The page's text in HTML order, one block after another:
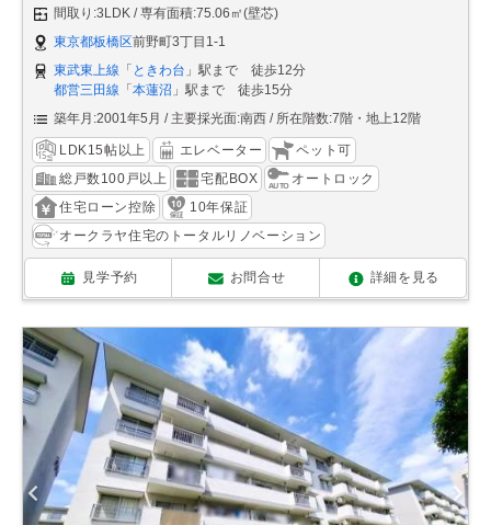
間取り:3LDK
専有面積:75.06㎡(壁芯)
東京都板橋区前野町3丁目1-1
東武東上線 「 ときわ台 」駅まで 徒歩12分
都営三田線 「 本蓮沼 」駅まで 徒歩15分
築年月:2001年5月
主要採光面:南西 所在階数:7階・地上12階
LDK15帖以上 エレベーター
ペット可
総戸数100戸以上
宅配BOX
オートロック
住宅ローン控除
10年保証
オークラヤ住宅のトータルリノベーション
見学予約 お問合せ 詳細を見る